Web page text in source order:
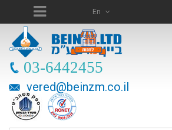
En
03-6442455
vered@beinzm.co.il